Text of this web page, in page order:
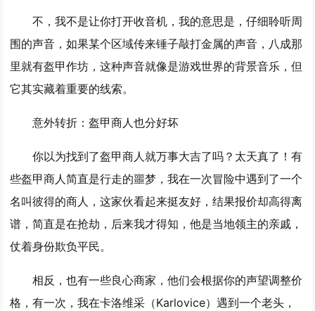
不，我不是让你打开收音机，我的意思是，仔细聆听周
围的声音，如果某个区域传来锤子敲打金属的声音，八成那
里就有盔甲作坊，这种声音就像是游戏世界的背景音乐，但
它其实藏着重要的线索。
意外转折：盔甲商人也分好坏
你以为找到了盔甲商人就万事大吉了吗？太天真了！有
些盔甲商人简直是行走的噩梦，我在一次冒险中遇到了一个
名叫彼得的商人，这家伙看起来挺友好，结果报价却高得离
谱，简直是在抢劫，后来我才得知，他是当地领主的亲戚，
仗着身份欺负平民。
相反，也有一些良心商家，他们会根据你的声望调整价
格，有一次，我在卡洛维采（Karlovice）遇到一个老头，